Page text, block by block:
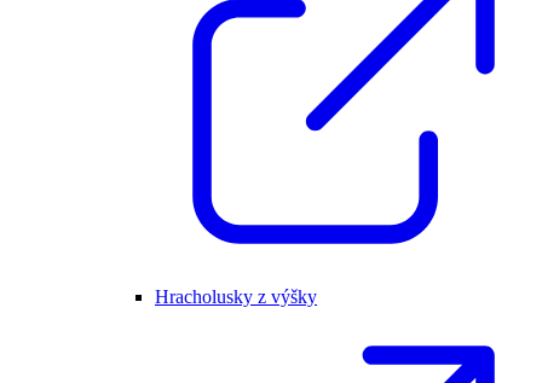
Hracholusky z výšky